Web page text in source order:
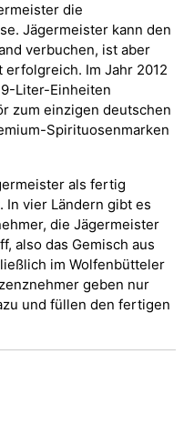
die
Jägermeister kann den
verbuchen, ist aber
erfolgreich. Im Jahr 2012
Liter-Einheiten
zum einzigen deutschen
Spirituosenmarken
als fertig
vier Ländern gibt es
die Jägermeister
also das Gemisch aus
im Wolfenbütteler
geben nur
und füllen den fertigen